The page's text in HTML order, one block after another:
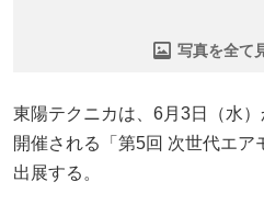
写真を全て
東陽テクニカは、6月3日（水
開催される「第5回 次世代エア
出展する。